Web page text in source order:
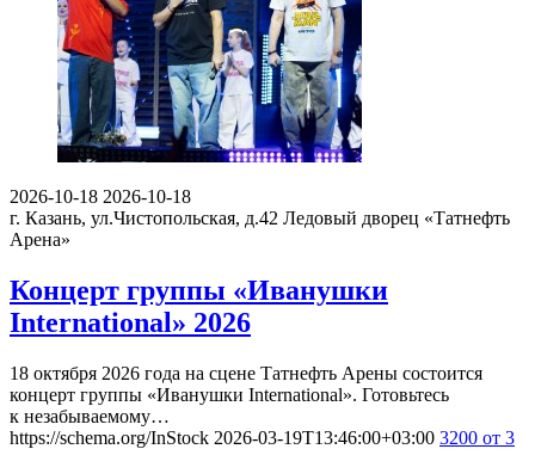
2026-10-18 2026-10-18
г. Казань, ул.Чистопольская, д.42 Ледовый дворец «Татнефть
Арена»
Концерт группы «Иванушки
International» 2026
18 октября 2026 года на сцене Татнефть Арены состоится
концерт группы «Иванушки International». Готовьтесь
к незабываемому…
https://schema.org/InStock 2026-03-19T13:46:00+03:00 3200 от 3